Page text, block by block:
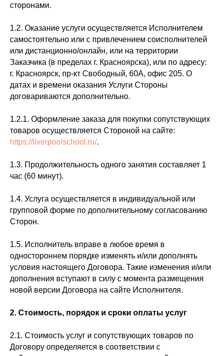
сторонами.
1.2. Оказание услуги осуществляется Исполнителем
самостоятельно или с привлечением соисполнителей
или дистанционно/онлайн, или на территории
Заказчика (в пределах г. Красноярска), или по адресу:
г. Красноярск, пр-кт Свободный, 60А, офис 205. О
датах и времени оказания Услуги Стороны
договариваются дополнительно.
1.2.1. Оформление заказа для покупки сопутствующих
товаров осуществляется Стороной на сайте:
https://liverpoolschool.ru/.
1.3. Продолжительность одного занятия составляет 1
час (60 минут).
1.4. Услуга осуществляется в индивидуальной или
групповой форме по дополнительному согласованию
Сторон.
1.5. Исполнитель вправе в любое время в
одностороннем порядке изменять и/или дополнять
условия настоящего Договора. Такие изменения и/или
дополнения вступают в силу с момента размещения
новой версии Договора на сайте Исполнителя.
2. Стоимость, порядок и сроки оплаты услуг
2.1. Стоимость услуг и сопутствующих товаров по
Договору определяется в соответствии с